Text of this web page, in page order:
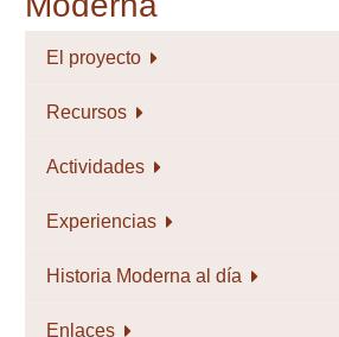
El proyecto
Recursos
Actividades
Experiencias
Historia Moderna al día
Enlaces